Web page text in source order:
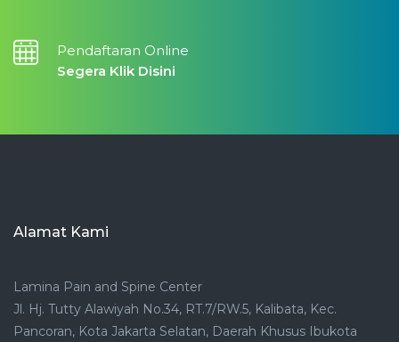
Pendaftaran Online
Segera Klik Disini
Alamat Kami
Lamina Pain and Spine Center
Jl. Hj. Tutty Alawiyah No.34, RT.7/RW.5, Kalibata, Kec.
Pancoran, Kota Jakarta Selatan, Daerah Khusus Ibukota